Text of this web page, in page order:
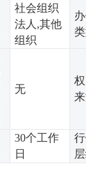
社会组织
法人,其他
组织
无
30个工作
日